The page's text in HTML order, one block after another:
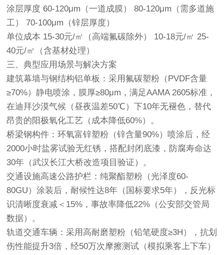
涂层厚度 60-120μm（一道成膜） 80-120μm（需多道施
工） 70-100μm（锌层厚度）
单位成本 15-30元/㎡（高端氟碳除外） 10-18元/㎡ 25-
40元/㎡（含基材处理）
三、典型应用场景与解决方案
建筑幕墙与钢结构铝单板：采用氟碳塑粉（PVDF含量
≥70%）静电喷涂，膜厚≥80μm，满足AAMA 2605标准，
在迪拜沙漠气候（昼夜温差50℃）下10年无褪色，替代
昂贵的阳极氧化工艺（成本降低60%）。
桥梁钢构件：环氧富锌塑粉（锌含量90%）喷涂后，经
2000小时盐雾试验无红锈，搭配封闭底漆，防腐寿命达
30年（武汉长江大桥改造项目验证）。
交通设施高速公路护栏：纯聚酯塑粉（光泽度60-
80GU）涂装后，耐候性达8年（国标要求5年），反光标
识清晰度衰减＜15%，事故率降低22%（公安部交管局
数据）。
轨道交通车辆：采用高耐磨塑粉（铅笔硬度≥3H），抗划
伤性能提升3倍，经50万次摩擦测试（模拟乘客上下车）